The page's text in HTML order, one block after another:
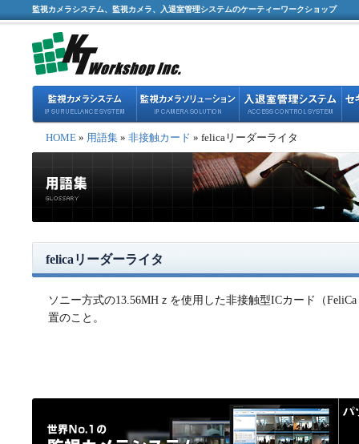
監視カメラシステム、監視カメラ、入退室管理システムのケーティーワークショップ
HOME » 用語集 » 非接触カード » felicaリーダーライタ
felicaリーダーライタ
ソニー方式の13.56MHｚを使用した非接触型ICカード（
置のこと。